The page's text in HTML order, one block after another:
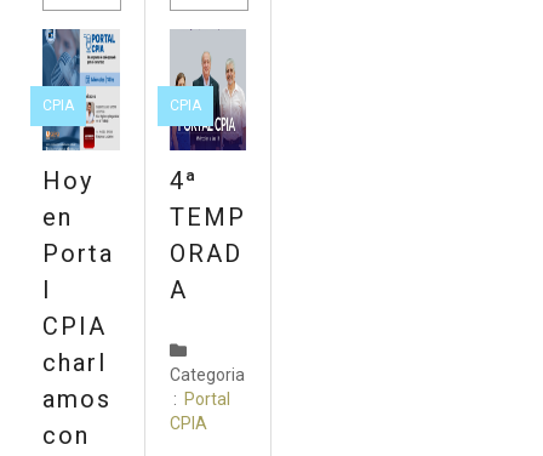
CPIA
Hoy
en
Porta
l
CPIA
charl
amos
con
CPIA
4ª
TEMP
ORAD
A
Categoria
: Portal
CPIA